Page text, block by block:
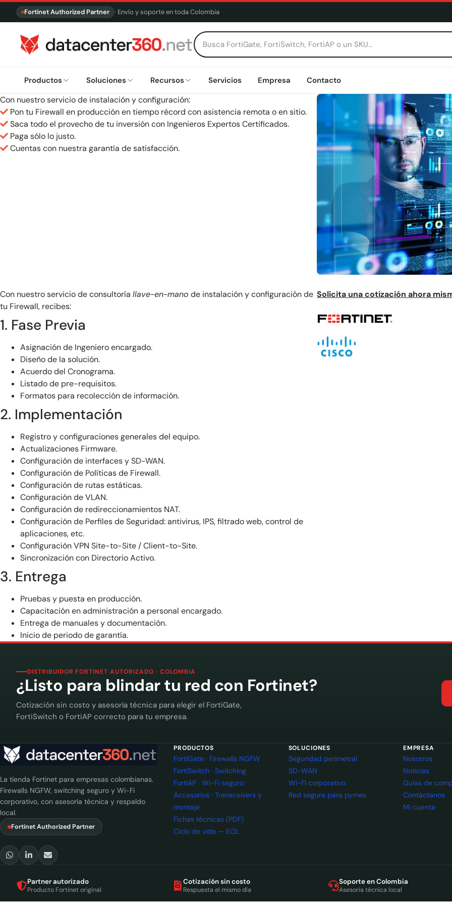
Fortinet Authorized Partner · Envío y soporte en toda Colombia
Productos Soluciones Recursos Servicios Empresa Contacto
Con nuestro servicio de instalación y configuración:
Pon tu Firewall en producción en tiempo récord con asistencia remota o en sitio.
Saca todo el provecho de tu inversión con Ingenieros Expertos Certificados.
Paga sólo lo justo.
Cuentas con nuestra garantía de satisfacción.
Con nuestro servicio de consultoría llave-en-mano de instalación y configuración de
tu Firewall, recibes:
1. Fase Previa
Asignación de Ingeniero encargado.
Diseño de la solución.
Acuerdo del Cronograma.
Listado de pre-requisitos.
Formatos para recolección de información.
2. Implementación
Registro y configuraciones generales del equipo.
Actualizaciones Firmware.
Configuración de interfaces y SD-WAN.
Configuración de Políticas de Firewall.
Configuración de rutas estáticas.
Configuración de VLAN.
Configuración de redireccionamientos NAT.
Configuración de Perfiles de Seguridad: antivirus, IPS, filtrado web, control de
aplicaciones, etc.
Configuración VPN Site-to-Site / Client-to-Site.
Sincronización con Directorio Activo.
3. Entrega
Pruebas y puesta en producción.
Capacitación en administración a personal encargado.
Entrega de manuales y documentación.
Inicio de periodo de garantía.
Solicita una cotización ahora
DISTRIBUIDOR FORTINET AUTORIZADO · COLOMBIA
¿Listo para blindar tu red con Fortinet?
Cotización sin costo y asesoría técnica para elegir el FortiGate,
FortiSwitch o FortiAP correcto para tu empresa.
La tienda Fortinet para empresas colombianas.
Firewalls NGFW, switching seguro y Wi-Fi
corporativo, con asesoría técnica y respaldo
local.
Fortinet Authorized Partner
PRODUCTOS
FortiGate · Firewalls NGFW
FortiSwitch · Switching
FortiAP · Wi-Fi seguro
Accesorios · Transceivers y
montaje
Fichas técnicas (PDF)
Ciclo de vida — EOL
SOLUCIONES
Seguridad perimetral
SD-WAN
Wi-Fi corporativo
Red segura para pymes
EMPRESA
Nosotros
Noticias
Guías de
Contáctanos
Mi cuenta
Partner autorizado
Producto Fortinet original
Cotización sin costo
Respuesta el mismo día
Soporte en Colombia
Asesoría técnica local